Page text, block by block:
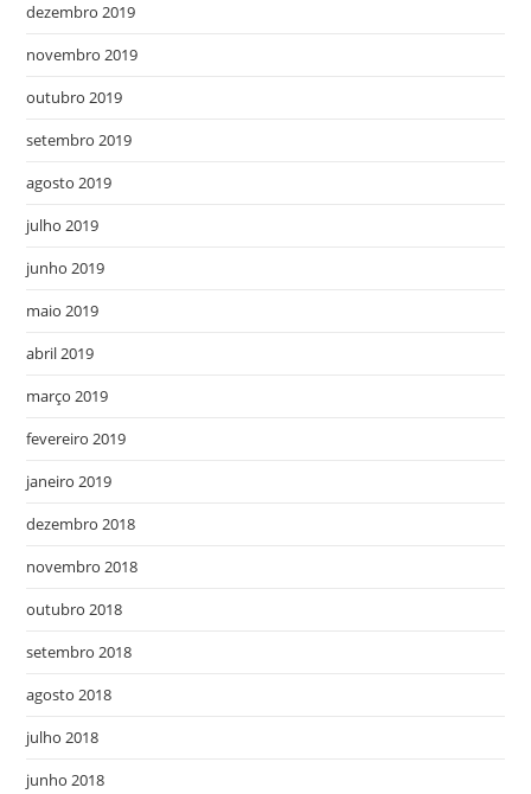
dezembro 2019
novembro 2019
outubro 2019
setembro 2019
agosto 2019
julho 2019
junho 2019
maio 2019
abril 2019
março 2019
fevereiro 2019
janeiro 2019
dezembro 2018
novembro 2018
outubro 2018
setembro 2018
agosto 2018
julho 2018
junho 2018